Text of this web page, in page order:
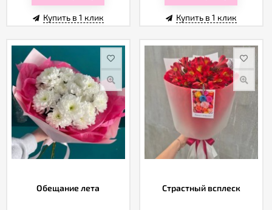
Купить в 1 клик Купить в 1 клик
Обещание лета Страстный всплеск